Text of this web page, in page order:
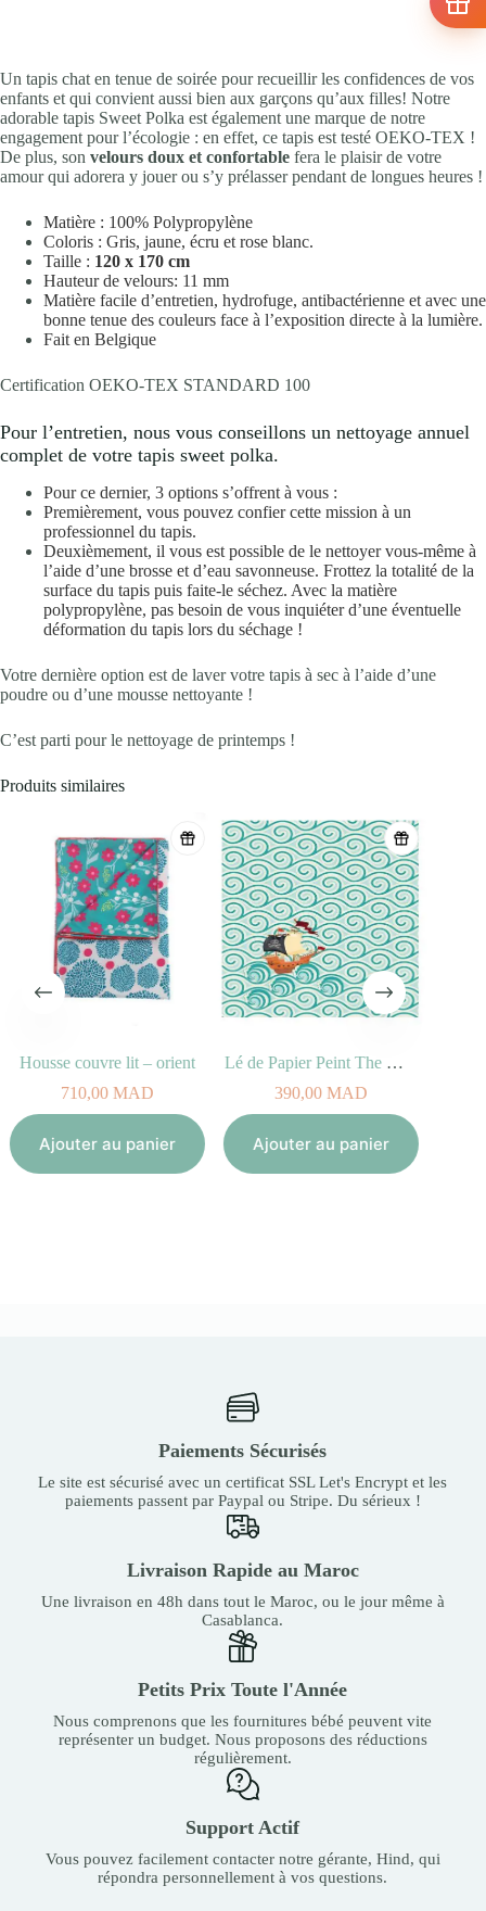
Un tapis chat en tenue de soirée pour recueillir les confidences de vos
enfants et qui convient aussi bien aux garçons qu’aux filles! Notre
adorable tapis Sweet Polka est également une marque de notre
engagement pour l’écologie : en effet, ce tapis est testé OEKO-TEX !
De plus, son velours doux et confortable fera le plaisir de votre
amour qui adorera y jouer ou s’y prélasser pendant de longues heures !
Matière : 100% Polypropylène
Coloris : Gris, jaune, écru et rose blanc.
Taille : 120 x 170 cm
Hauteur de velours: 11 mm
Matière facile d’entretien, hydrofuge, antibactérienne et avec une
bonne tenue des couleurs face à l’exposition directe à la lumière.
Fait en Belgique
Certification OEKO-TEX STANDARD 100
Pour l’entretien, nous vous conseillons un nettoyage annuel
complet de votre tapis sweet polka.
Pour ce dernier, 3 options s’offrent à vous :
Premièrement, vous pouvez confier cette mission à un
professionnel du tapis.
Deuxièmement, il vous est possible de le nettoyer vous-même à
l’aide d’une brosse et d’eau savonneuse. Frottez la totalité de la
surface du tapis puis faite-le séchez. Avec la matière
polypropylène, pas besoin de vous inquiéter d’une éventuelle
déformation du tapis lors du séchage !
Votre dernière option est de laver votre tapis à sec à l’aide d’une
poudre ou d’une mousse nettoyante !
C’est parti pour le nettoyage de printemps !
Produits similaires
Housse couvre lit – orient
710,00MAD
Ajouter au panier
Lé de Papier Peint The Waves
390,00MAD
Ajouter au panier
Paiements Sécurisés
Le site est sécurisé avec un certificat SSL Let's Encrypt et les
paiements passent par Paypal ou Stripe. Du sérieux !
Livraison Rapide au Maroc
Une livraison en 48h dans tout le Maroc, ou le jour même à
Casablanca.
Petits Prix Toute l'Année
Nous comprenons que les fournitures bébé peuvent vite
représenter un budget. Nous proposons des réductions
régulièrement.
Support Actif
Vous pouvez facilement contacter notre gérante, Hind, qui
répondra personnellement à vos questions.